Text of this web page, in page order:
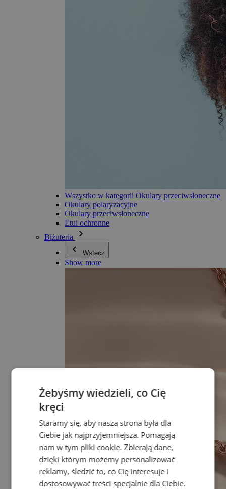
Wszystko w kategorii Okulary przeciwsłoneczne
Okulary polaryzacyjne
Okulary przeciwsłoneczne
Etui ochronne
Biżuteria
Wstecz
Show more
Żebyśmy wiedzieli, co Cię
kręci
Staramy się, aby nasza strona była dla
Ciebie jak najprzyjemniejsza. Pomagają
nam w tym pliki cookie. Zbierają dane,
dzięki którym możemy personalizować
reklamy, śledzić to, co Cię interesuje i
dostosowywać treści specjalnie dla Ciebie.